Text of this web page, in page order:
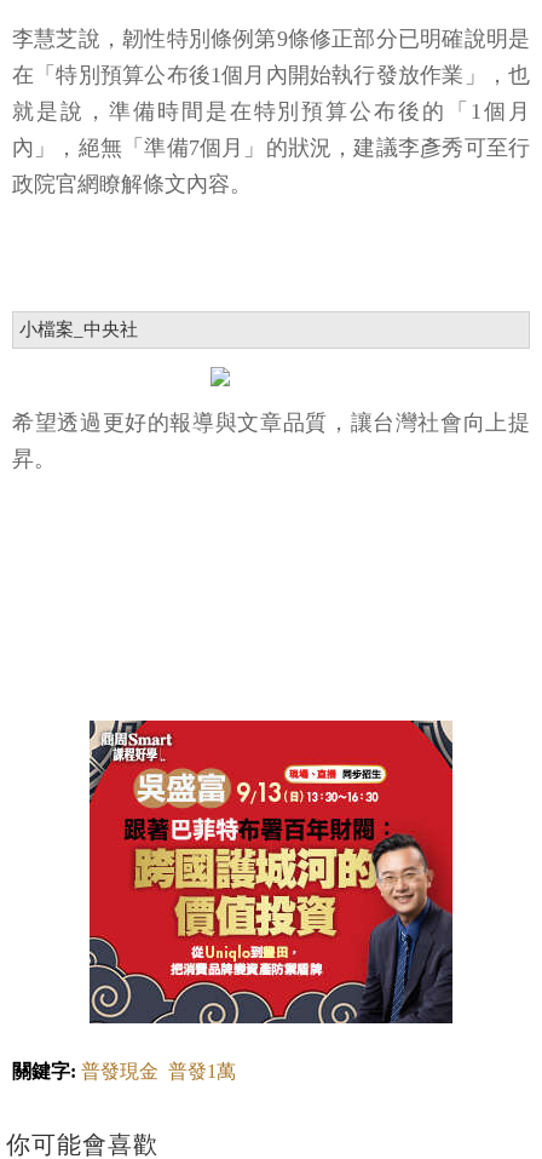
李慧芝說，韌性特別條例第9條修正部分已明確說明是
在「特別預算公布後1個月內開始執行發放作業」，也
就是說，準備時間是在特別預算公布後的「1個月
內」，絕無「準備7個月」的狀況，建議李彥秀可至行
政院官網瞭解條文內容。
小檔案_中央社
希望透過更好的報導與文章品質，讓台灣社會向上提
昇。
關鍵字: 普發現金 普發1萬
你可能會喜歡